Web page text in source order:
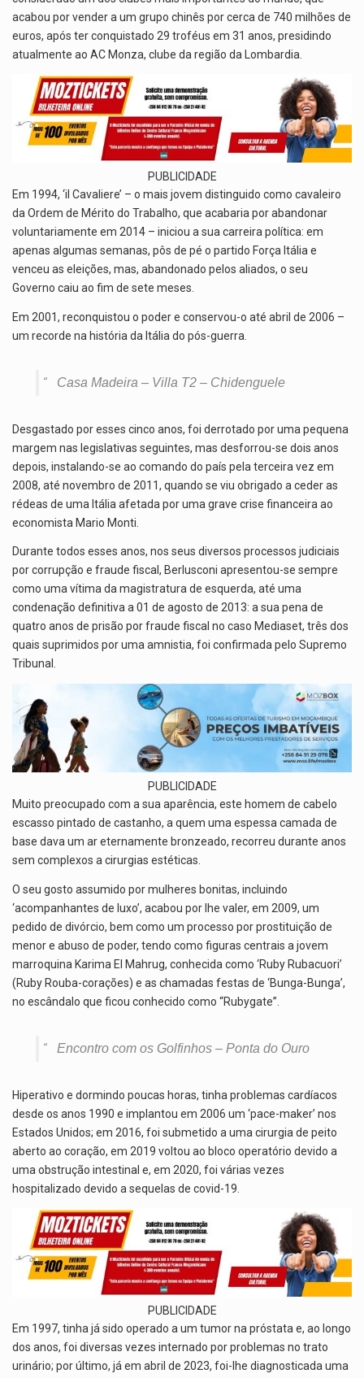
acabou por vender a um grupo chinês por cerca de 740 milhões de
euros, após ter conquistado 29 troféus em 31 anos, presidindo
atualmente ao AC Monza, clube da região da Lombardia.
PUBLICIDADE
Em 1994, ‘il Cavaliere’ – o mais jovem distinguido como cavaleiro
da Ordem de Mérito do Trabalho, que acabaria por abandonar
voluntariamente em 2014 – iniciou a sua carreira política: em
apenas algumas semanas, pôs de pé o partido Força Itália e
venceu as eleições, mas, abandonado pelos aliados, o seu
Governo caiu ao fim de sete meses.
Em 2001, reconquistou o poder e conservou-o até abril de 2006 –
um recorde na história da Itália do pós-guerra.
Casa Madeira – Villa T2 – Chidenguele
Desgastado por esses cinco anos, foi derrotado por uma pequena
margem nas legislativas seguintes, mas desforrou-se dois anos
depois, instalando-se ao comando do país pela terceira vez em
2008, até novembro de 2011, quando se viu obrigado a ceder as
rédeas de uma Itália afetada por uma grave crise financeira ao
economista Mario Monti.
Durante todos esses anos, nos seus diversos processos judiciais
por corrupção e fraude fiscal, Berlusconi apresentou-se sempre
como uma vítima da magistratura de esquerda, até uma
condenação definitiva a 01 de agosto de 2013: a sua pena de
quatro anos de prisão por fraude fiscal no caso Mediaset, três dos
quais suprimidos por uma amnistia, foi confirmada pelo Supremo
Tribunal.
PUBLICIDADE
Muito preocupado com a sua aparência, este homem de cabelo
escasso pintado de castanho, a quem uma espessa camada de
base dava um ar eternamente bronzeado, recorreu durante anos
sem complexos a cirurgias estéticas.
O seu gosto assumido por mulheres bonitas, incluindo
‘acompanhantes de luxo’, acabou por lhe valer, em 2009, um
pedido de divórcio, bem como um processo por prostituição de
menor e abuso de poder, tendo como figuras centrais a jovem
marroquina Karima El Mahrug, conhecida como ‘Ruby Rubacuori’
(Ruby Rouba-corações) e as chamadas festas de ‘Bunga-Bunga’,
no escândalo que ficou conhecido como “Rubygate”.
Encontro com os Golfinhos – Ponta do Ouro
Hiperativo e dormindo poucas horas, tinha problemas cardíacos
desde os anos 1990 e implantou em 2006 um ‘pace-maker’ nos
Estados Unidos; em 2016, foi submetido a uma cirurgia de peito
aberto ao coração, em 2019 voltou ao bloco operatório devido a
uma obstrução intestinal e, em 2020, foi várias vezes
hospitalizado devido a sequelas de covid-19.
PUBLICIDADE
Em 1997, tinha já sido operado a um tumor na próstata e, ao longo
dos anos, foi diversas vezes internado por problemas no trato
urinário; por último, já em abril de 2023, foi-lhe diagnosticada uma